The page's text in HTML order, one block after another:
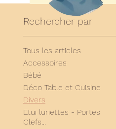
Rechercher par
Tous les articles
Accessoires
Bébé
Déco Table et Cuisine
Divers
Etui lunettes - Portes
Clefs...